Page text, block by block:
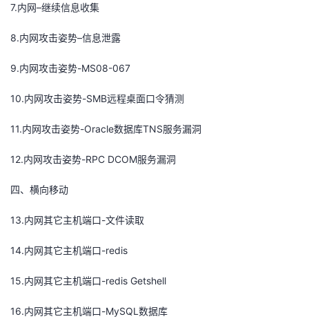
7.内网–继续信息收集
8.内网攻击姿势–信息泄露
9.内网攻击姿势-MS08-067
10.内网攻击姿势-SMB远程桌面口令猜测
11.内网攻击姿势-Oracle数据库TNS服务漏洞
12.内网攻击姿势-RPC DCOM服务漏洞
四、横向移动
13.内网其它主机端口-文件读取
14.内网其它主机端口-redis
15.内网其它主机端口-redis Getshell
16.内网其它主机端口-MySQL数据库